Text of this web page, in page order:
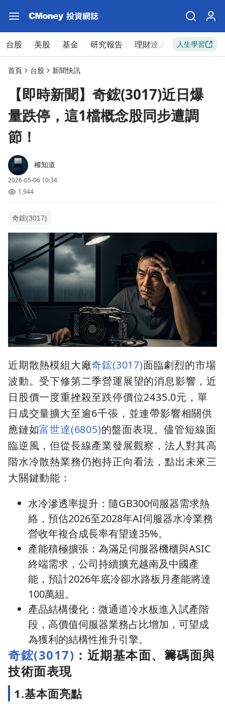
台股 美股 基金 研究報告 理財達人 新手入門
人生學習
首頁 台股 新聞快訊
【即時新聞】奇鋐(3017)近日爆
量跌停，這1檔概念股同步遭調
節！
權知道
2026-05-06 10:34
1,944
奇鋐(3017)
近期散熱模組大廠奇鋐(3017)面臨劇烈的市場
波動。受下修第二季營運展望的消息影響，近
日股價一度重挫殺至跌停價位2435.0元，單
日成交量擴大至逾6千張，並連帶影響相關供
應鏈如富世達(6805)的盤面表現。儘管短線面
臨逆風，但從長線產業發展觀察，法人對其高
階水冷散熱業務仍抱持正向看法，點出未來三
大關鍵動能：
水冷滲透率提升：隨GB300伺服器需求熱
絡，預估2026至2028年AI伺服器水冷業務
營收年複合成長率有望達35%。
產能積極擴張：為滿足伺服器機櫃與ASIC
終端需求，公司持續擴充越南及中國產
能，預計2026年底冷卻水路板月產能將達
100萬組。
產品結構優化：微通道冷水板進入試產階
段，高價值伺服器業務占比增加，可望成
為獲利的結構性推升引擎。
奇鋐(3017) ：近期基本面、籌碼面與
技術面表現
1.基本面亮點